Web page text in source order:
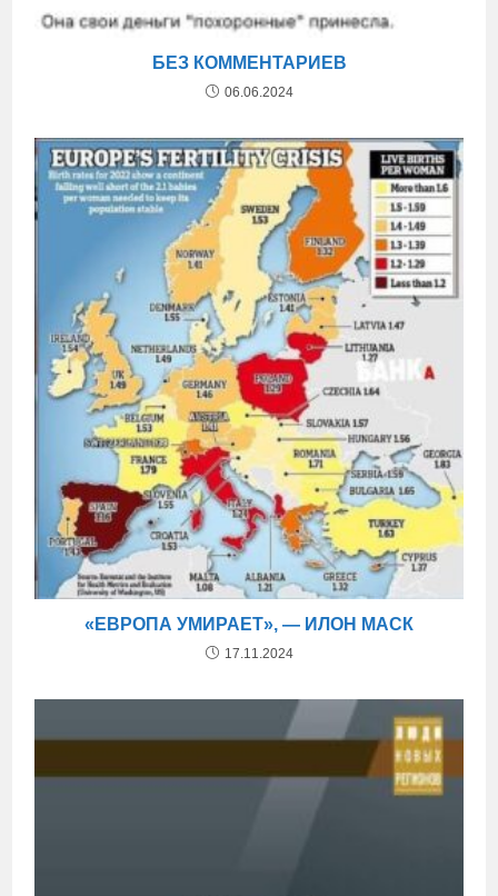
БЕЗ КОММЕНТАРИЕВ
06.06.2024
«ЕВРОПА УМИРАЕТ», — ИЛОН МАСК
17.11.2024